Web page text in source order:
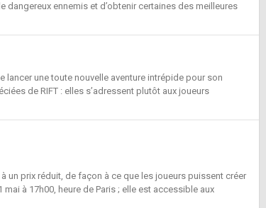
dangereux ennemis et d’obtenir certaines des meilleures
lancer une toute nouvelle aventure intrépide pour son
de RIFT : elles s’adressent plutôt aux joueurs
un prix réduit, de façon à ce que les joueurs puissent créer
à 17h00, heure de Paris ; elle est accessible aux